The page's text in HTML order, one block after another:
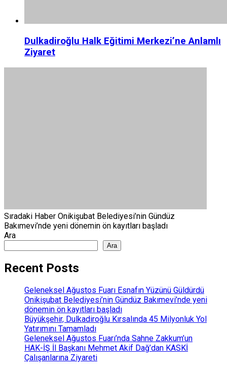
Dulkadiroğlu Halk Eğitimi Merkezi’ne Anlamlı
Ziyaret
Sıradaki Haber Onikişubat Belediyesi’nin Gündüz
Bakımevi’nde yeni dönemin ön kayıtları başladı
Ara
Ara
Recent Posts
Geleneksel Ağustos Fuarı Esnafın Yüzünü Güldürdü
Onikişubat Belediyesi’nin Gündüz Bakımevi’nde yeni
dönemin ön kayıtları başladı
Büyükşehir, Dulkadiroğlu Kırsalında 45 Milyonluk Yol
Yatırımını Tamamladı
Geleneksel Ağustos Fuarı’nda Sahne Zakkum’un
HAK-İŞ İl Başkanı Mehmet Akif Dağ’dan KASKİ
Çalışanlarına Ziyareti